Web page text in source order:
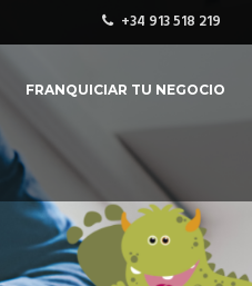
+34 913 518 219
FRANQUICIAR TU NEGOCIO